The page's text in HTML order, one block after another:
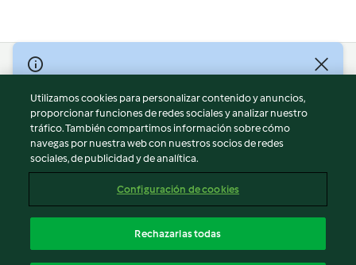
© Copyright 2026
Términos de uso
Política de privacidad
Aviso legal
Información legal
Reportar contenido
Declaración de accesibilidad
Utilizamos cookies para personalizar contenido y anuncios,
proporcionar funciones de redes sociales y analizar nuestro
tráfico. También compartimos información sobre cómo
navegas por nuestra web con nuestros socios de redes
sociales, de publicidad y de analítica.
Configuración de cookies
Rechazarlas todas